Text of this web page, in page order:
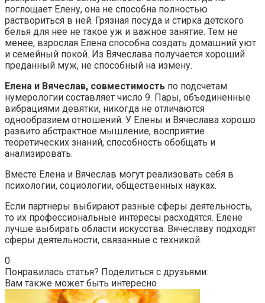
поглощает Елену, она не способна полностью
раствориться в ней. Грязная посуда и стирка детского
белья для нее не такое уж и важное занятие. Тем не
менее, взрослая Елена способна создать домашний уют
и семейный покой. Из Вячеслава получается хороший
преданный муж, не способный на измену.
Елена и Вячеслав, совместимость по подсчетам
нумерологии составляет число 9. Пары, объединенные
вибрациями девятки, никогда не отличаются
однообразием отношений. У Елены и Вячеслава хорошо
развито абстрактное мышление, восприятие
теоретических знаний, способность обобщать и
анализировать.
Вместе Елена и Вячеслав могут реализовать себя в
психологии, социологии, общественных науках.
Если партнеры выбирают разные сферы деятельность,
то их профессиональные интересы расходятся. Елене
лучше выбирать области искусства. Вячеславу подходят
сферы деятельности, связанные с техникой.
0
Понравилась статья? Поделиться с друзьями:
Вам также может быть интересно